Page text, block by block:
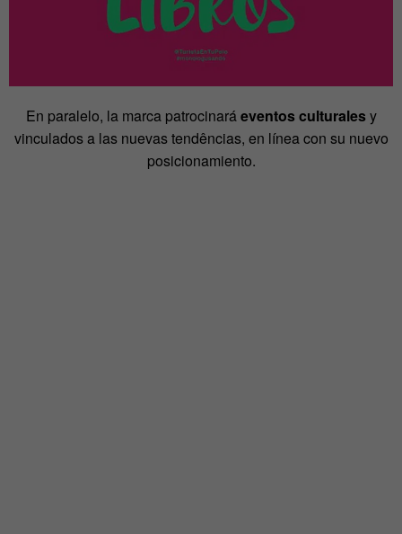
En paralelo, la marca patrocinaráeventos culturalesy
vinculados a las nuevas tendências, en línea con su nuevo
posicionamiento.